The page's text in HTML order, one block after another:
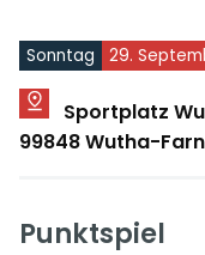
Sonntag 29.
Sportplatz
99848 Wutha-
Punktspiel